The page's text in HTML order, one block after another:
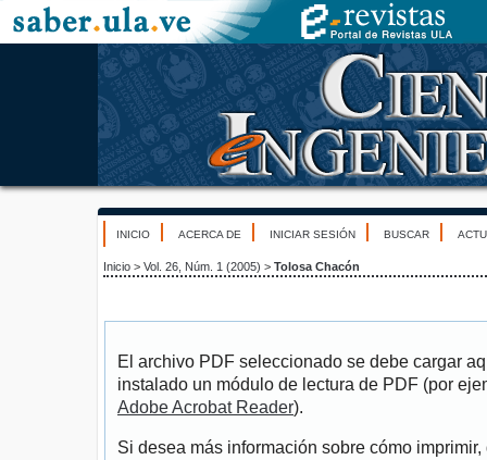
INICIO ACERCA DE INICIAR SESIÓN BUSCAR
Inicio > Vol. 26, Núm. 1 (2005) > Tolosa Chacón
El archivo PDF seleccionado se debe cargar
instalado un módulo de lectura de PDF (por
Adobe Acrobat Reader).
Si desea más información sobre cómo